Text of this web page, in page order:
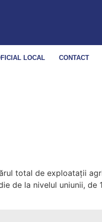
LOCAL CONTACT
total de exploatații
de la nivelul uniunii, de